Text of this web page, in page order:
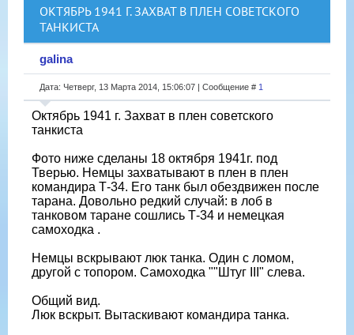
ОКТЯБРЬ 1941 Г. ЗАХВАТ В ПЛЕН СОВЕТСКОГО
ТАНКИСТА
galina
Дата: Четверг, 13 Марта 2014, 15:06:07 | Сообщение # 1
Октябрь 1941 г. Захват в плен советского
танкиста
Фото ниже сделаны 18 октября 1941г. под
Тверью. Немцы захватывают в плен в плен
командира Т-34. Его танк был обездвижен после
тарана. Довольно редкий случай: в лоб в
танковом таране сошлись Т-34 и немецкая
самоходка .
Немцы вскрывают люк танка. Один с ломом,
другой с топором. Самоходка ""Штуг III" слева.
Общий вид.
Люк вскрыт. Вытаскивают командира танка.